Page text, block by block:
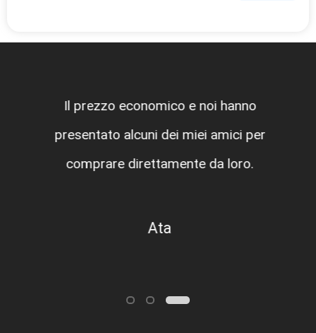
Il prezzo economico e noi hanno
presentato alcuni dei miei amici per
comprare direttamente da loro.
Ata